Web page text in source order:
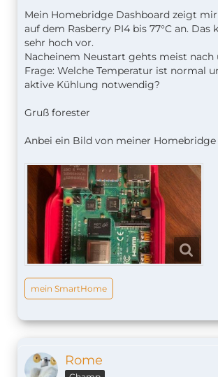
Mein Homebridge Dashboard zeigt
auf dem Rasberry PI4 bis 77°C an.
sehr hoch vor.
Nacheinem Neustart gehts meist nach
Frage: Welche Temperatur ist normal
aktive Kühlung notwendig?
Gruß forester
Anbei ein Bild von meiner Homebridge
mein SmartHome
Rome